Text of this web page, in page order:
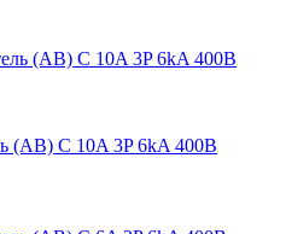
(АВ) C 10A 3P 6kA 400В